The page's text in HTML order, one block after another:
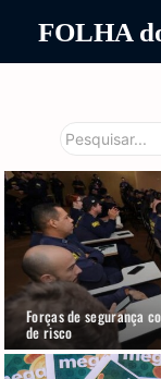
FOLHA
Forças de segurança
de risco